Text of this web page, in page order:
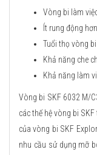
Vòng bi làm
Ít rung động hơn
Tuổi thọ vòng
Khả năng che
Khả năng làm
Vòng bi SKF 6032 M/
các thế hệ vòng bi
của vòng bi SKF
nhu cầu sử dụng mỡ